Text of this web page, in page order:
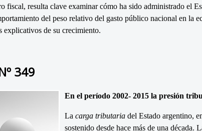
fiscal, resulta clave examinar cómo ha sido administrado el
del peso relativo del gasto público nacional en la
explicativos de su crecimiento.
349
En el período 2002- 2015 la presión
La carga tributaria del Estado argentino,
sostenido desde hace más de una década.